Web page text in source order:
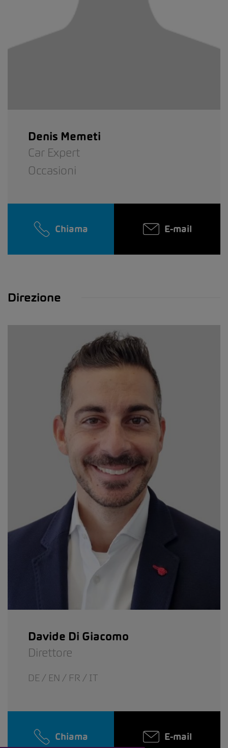
Denis Memeti
Car Expert
Occasioni
Chiama E-mail
Direzione
Davide Di Giacomo
Direttore
DE / EN / FR / IT
Chiama E-mail